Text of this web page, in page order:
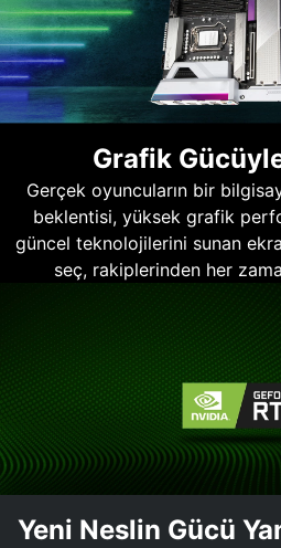
Grafik
Gerçek oyuncuların bir
beklentisi, yüksek grafik
güncel teknolojilerini sunan
seç, rakiplerinden her
Yeni Neslin Gücü